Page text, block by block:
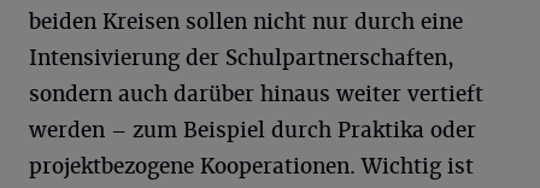
beiden Kreisen sollen nicht nur durch eine
Intensivierung der Schulpartnerschaften,
sondern auch darüber hinaus weiter vertieft
werden – zum Beispiel durch Praktika oder
projektbezogene Kooperationen. Wichtig ist